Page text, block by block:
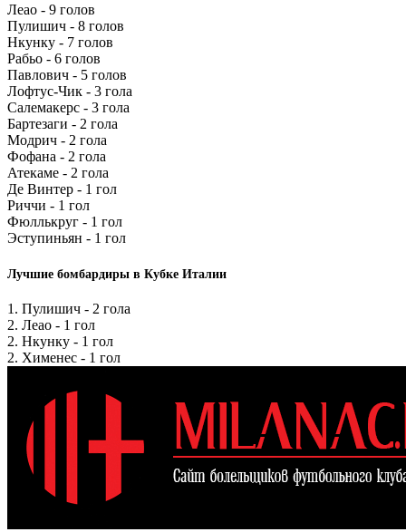
Леао - 9 голов
Пулишич - 8 голов
Нкунку - 7 голов
Рабьо - 6 голов
Павлович - 5 голов
Лофтус-Чик - 3 гола
Салемакерс - 3 гола
Бартезаги - 2 гола
Модрич - 2 гола
Фофана - 2 гола
Атекаме - 2 гола
Де Винтер - 1 гол
Риччи - 1 гол
Фюллькруг - 1 гол
Эступиньян - 1 гол
Лучшие бомбардиры в Кубке Италии
1. Пулишич - 2 гола
2. Леао - 1 гол
2. Нкунку - 1 гол
2. Хименес - 1 гол